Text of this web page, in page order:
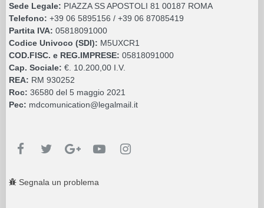
Sede Legale: PIAZZA SS APOSTOLI 81 00187 ROMA
Telefono: +39 06 5895156 / +39 06 87085419
Partita IVA: 05818091000
Codice Univoco (SDI): M5UXCR1
COD.FISC. e REG.IMPRESE: 05818091000
Cap. Sociale: €. 10.200,00 I.V.
REA: RM 930252
Roc: 36580 del 5 maggio 2021
Pec: mdcomunication@legalmail.it
Segnala un problema